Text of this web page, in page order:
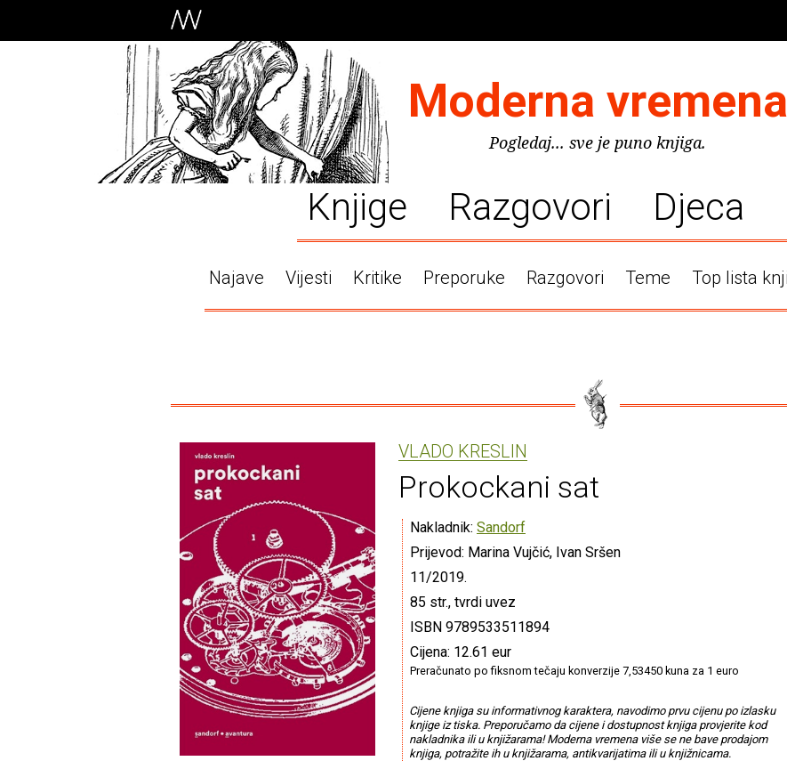
Moderna vremena
Pogledaj... sve je puno knjiga.
Knjige Razgovori Djeca
Najave Vijesti Kritike Preporuke Razgovori Teme Top lista
VLADO KRESLIN
Prokockani sat
Nakladnik: Sandorf
Prijevod: Marina Vujčić, Ivan Sršen
11/2019.
85 str., tvrdi uvez
ISBN 9789533511894
Cijena: 12.61 eur
Preračunato po fiksnom tečaju konverzije 7,53450 kuna za 1 euro
Cijene knjiga su informativnog karaktera, navodimo prvu cijenu po izlasku
knjige iz tiska. Preporučamo da cijene i dostupnost knjiga provjerite kod
nakladnika ili u knjižarama! Moderna vremena više se ne bave prodajom
knjiga, potražite ih u knjižarama, antikvarijatima ili u knjižnicama.